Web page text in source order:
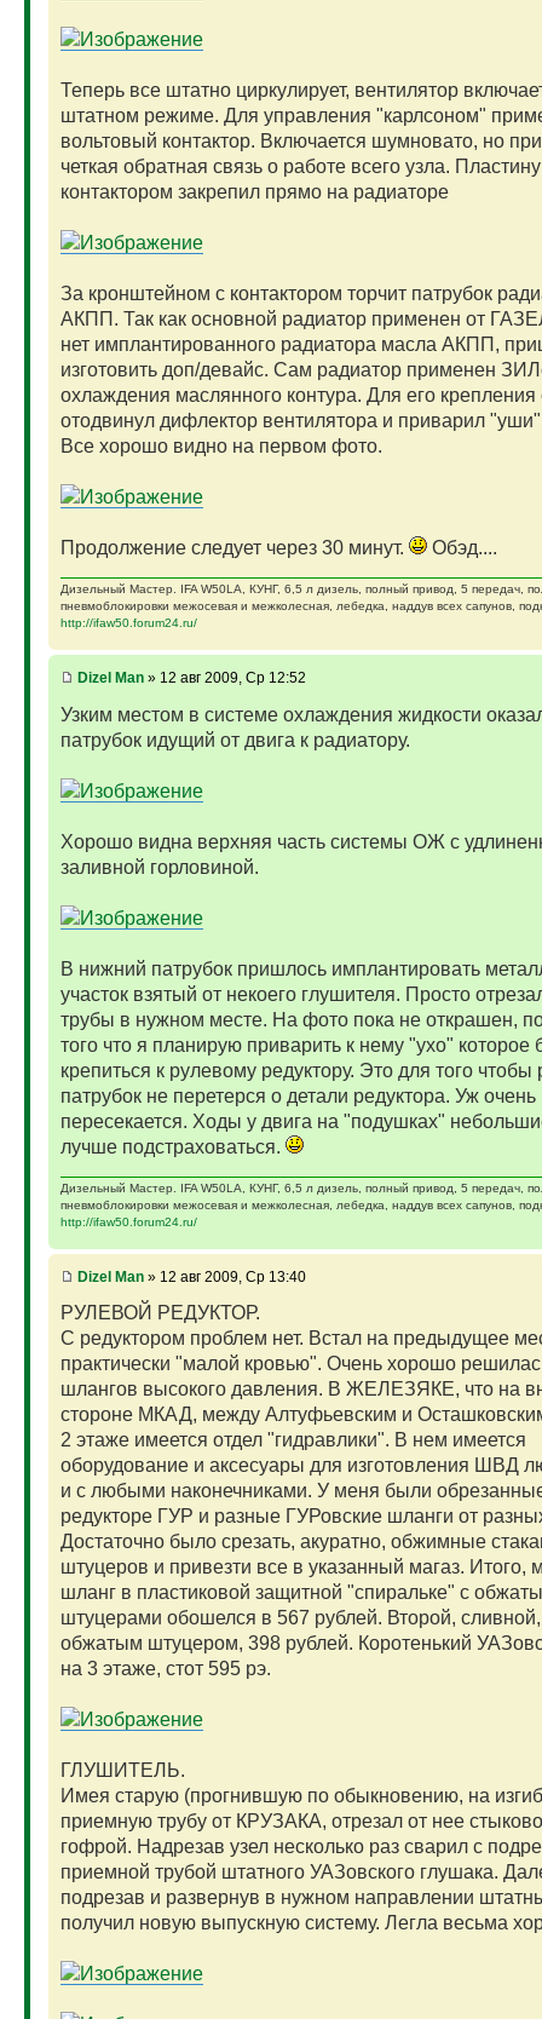
Теперь все штатно циркулирует, вентилятор
штатном режиме. Для управления "карлсоном"
вольтовый контактор. Включается шумновато, но
четкая обратная связь о работе всего узла.
контактором закрепил прямо на радиаторе
За кронштейном с контактором торчит патрубок
АКПП. Так как основной радиатор применен от
нет имплантированного радиатора масла АКПП,
изготовить доп/девайс. Сам радиатор применен
охлаждения маслянного контура. Для его крепления
отодвинул дифлектор вентилятора и приварил
Все хорошо видно на первом фото.
Продолжение следует через 30 минут. Обэд....
Дизельный Мастер. IFA W50LA, КУНГ, 6,5 л дизель, полный привод, 5 передач,
пневмоблокировки межосевая и межколесная, лебедка, наддув всех сапунов,
http://ifaw50.forum24.ru/
Dizel Man» 12 авг 2009, Ср 12:52
Узким местом в системе охлаждения жидкости
патрубок идущий от двига к радиатору.
Хорошо видна верхняя часть системы ОЖ с
заливной горловиной.
В нижний патрубок пришлось имплантировать
участок взятый от некоего глушителя. Просто
трубы в нужном месте. На фото пока не открашен,
того что я планирую приварить к нему "ухо" которое
крепиться к рулевому редуктору. Это для того
патрубок не перетерся о детали редуктора. Уж очень
пересекается. Ходы у двига на "подушках"
лучше подстраховаться.
Дизельный Мастер. IFA W50LA, КУНГ, 6,5 л дизель, полный привод, 5 передач,
пневмоблокировки межосевая и межколесная, лебедка, наддув всех сапунов,
http://ifaw50.forum24.ru/
Dizel Man» 12 авг 2009, Ср 13:40
РУЛЕВОЙ РЕДУКТОР.
С редуктором проблем нет. Встал на предыдущее
практически "малой кровью". Очень хорошо
шлангов высокого давления. В ЖЕЛЕЗЯКЕ, что на
стороне МКАД, между Алтуфьевским и
2 этаже имеется отдел "гидравлики". В нем имеется
оборудование и аксесуары для изготовления ШВД
и с любыми наконечниками. У меня были
редукторе ГУР и разные ГУРовские шланги от
Достаточно было срезать, акуратно, обжимные
штуцеров и привезти все в указанный магаз. Итого,
шланг в пластиковой защитной "спиральке" с
штуцерами обошелся в 567 рублей. Второй,
обжатым штуцером, 398 рублей. Коротенький
на 3 этаже, стот 595 рэ.
ГЛУШИТЕЛЬ.
Имея старую (прогнившую по обыкновению, на
приемную трубу от КРУЗАКА, отрезал от нее
гофрой. Надрезав узел несколько раз сварил с
приемной трубой штатного УАЗовского глушака.
подрезав и развернув в нужном направлении
получил новую выпускную систему. Легла весьма